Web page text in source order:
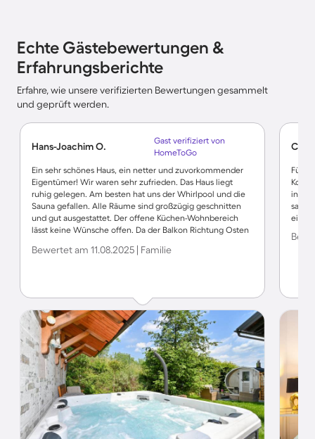
Echte Gästebewertungen &
Erfahrungsberichte
Erfahre, wie unsere verifizierten Bewertungen gesammelt
und geprüft werden.
Hans-Joachim O.
Gast verifiziert von
HomeToGo
Ein sehr schönes Haus, ein netter und zuvorkommender
Eigentümer! Wir waren sehr zufrieden. Das Haus liegt
ruhig gelegen. Am besten hat uns der Whirlpool und die
Sauna gefallen. Alle Räume sind großzügig geschnitten
und gut ausgestattet. Der offene Küchen-Wohnbereich
lässt keine Wünsche offen. Da der Balkon Richtung Osten
man den ganzen Tag die Sonne genießen aber auch in
Bewertet am 11.08.2025 | Familie
Für
in